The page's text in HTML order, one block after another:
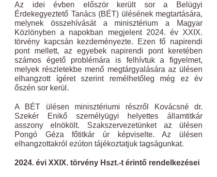
Az idei évben először került sor a Belügyi
Érdekegyeztető Tanács (BÉT) ülésének megtartására,
melynek összehívását a minisztérium a Magyar
Közlönyben a napokban megjelent 2024. év XXIX.
törvény kapcsán kezdeményezte. Ezen fő napirendi
pont mellett, az egyebek napirendi pont keretében
számos égető problémára is felhívtuk a figyelmet,
melyek részletekbe menő megtárgyalására az ülésen
elhangzott ígéret szerint remélhetőleg még ez év
őszén sor kerül.
A BÉT ülésen minisztériumi részről Kovácsné dr.
Szekér Enikő személyügyi helyettes államtitkár
asszony elnökölt. Szakszervezetünket az ülésen
Pongó Géza főtitkár úr képviselte. Az ülésen
elhangzottakról ezúton tájékoztatjuk tagságunkat.
2024. évi XXIX. törvény Hszt.-t érintő rendelkezései